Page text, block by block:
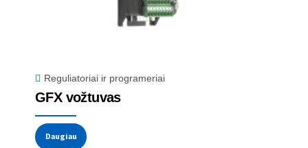
Reguliatoriai ir programeriai
GFX vožtuvas
Daugiau